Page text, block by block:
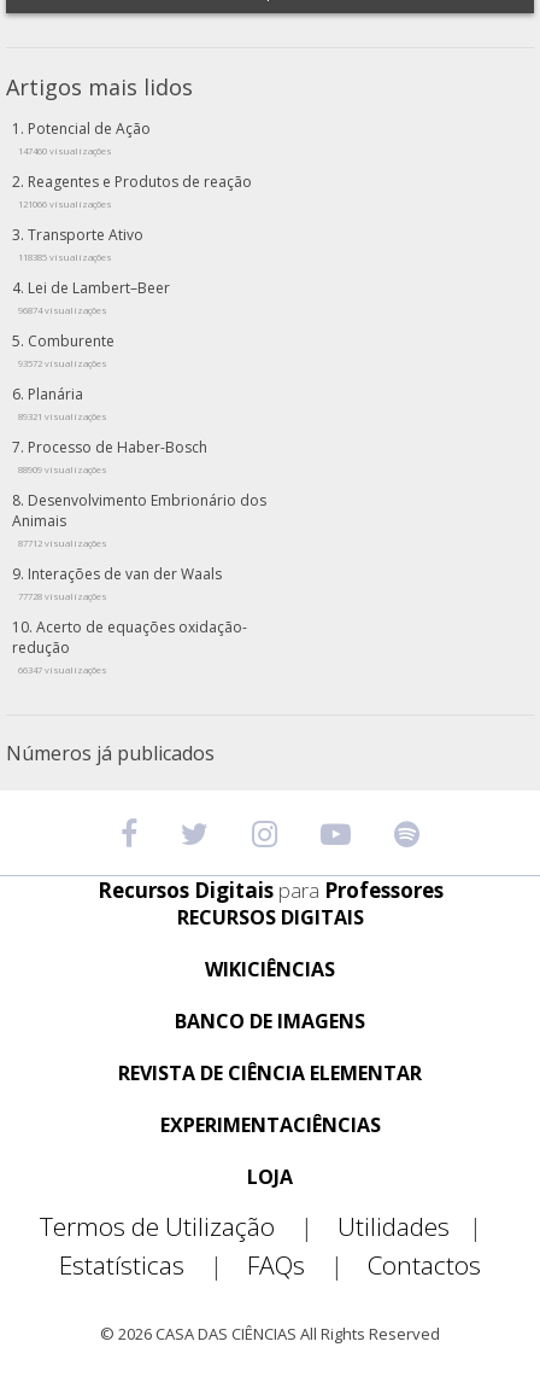
Artigos mais lidos
Potencial de Ação
147460 visualizações
Reagentes e Produtos de reação
121066 visualizações
Transporte Ativo
118385 visualizações
Lei de Lambert–Beer
96874 visualizações
Comburente
93572 visualizações
Planária
89321 visualizações
Processo de Haber-Bosch
88909 visualizações
Desenvolvimento Embrionário dos
Animais
87712 visualizações
Interações de van der Waals
77728 visualizações
Acerto de equações oxidação-
redução
66347 visualizações
Números já publicados
Recursos Digitais para Professores
RECURSOS DIGITAIS
WIKICIÊNCIAS
BANCO DE IMAGENS
REVISTA DE CIÊNCIA ELEMENTAR
EXPERIMENTACIÊNCIAS
LOJA
Termos de Utilização | Utilidades
|
Estatísticas
| FAQs | Contactos
© 2026 CASA DAS CIÊNCIAS All Rights Reserved